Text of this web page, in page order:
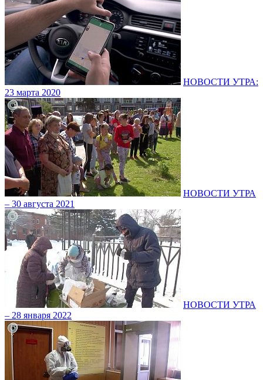
НОВОСТИ УТРА:
23 марта 2020
НОВОСТИ УТРА
– 30 августа 2021
НОВОСТИ УТРА
– 28 января 2022